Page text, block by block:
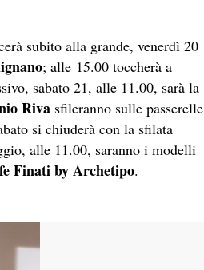
subito alla grande, venerdì 20
; alle 15.00 toccherà a
sabato 21, alle 11.00, sarà la
Riva sfileranno sulle passerelle
si chiuderà con la sfilata
alle 11.00, saranno i modelli
Finati by Archetipo.